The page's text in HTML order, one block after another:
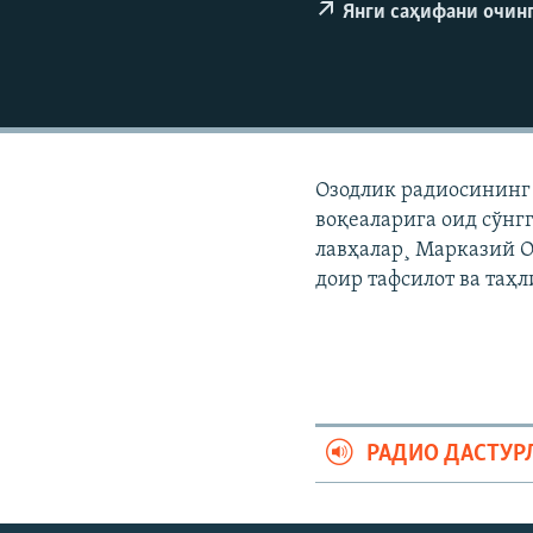
Янги саҳифани
Озодлик
воқеаларига оид
лавҳалар¸ Марказий
доир тафсилот ва
РАДИО